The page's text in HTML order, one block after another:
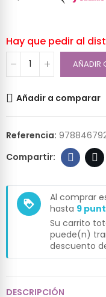
Hay que pedir al
AÑADIR
Añadir a comparar
Referencia:
loyalty
Al comprar
hasta 9
Su carrito
puede(n)
descuento
DESCRIPCIÓN